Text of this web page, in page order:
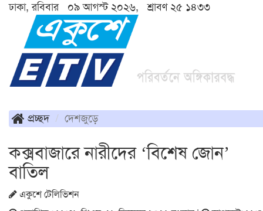
ঢাকা, রবিবার ০৯ আগস্ট ২০২৬, শ্রাবণ ২৫ ১৪৩৩
প্রচ্ছদ দেশজুড়ে
কক্সবাজারে নারীদের ‘বিশেষ জোন’
বাতিল
একুশে টেলিভিশন